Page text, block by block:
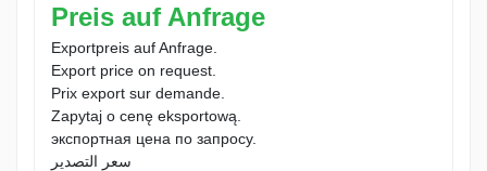
Preis auf Anfrage
Exportpreis auf Anfrage.
Export price on request.
Prix export sur demande.
Zapytaj o cenę eksportową.
экспортная цена по запросу.
سعر التصدير